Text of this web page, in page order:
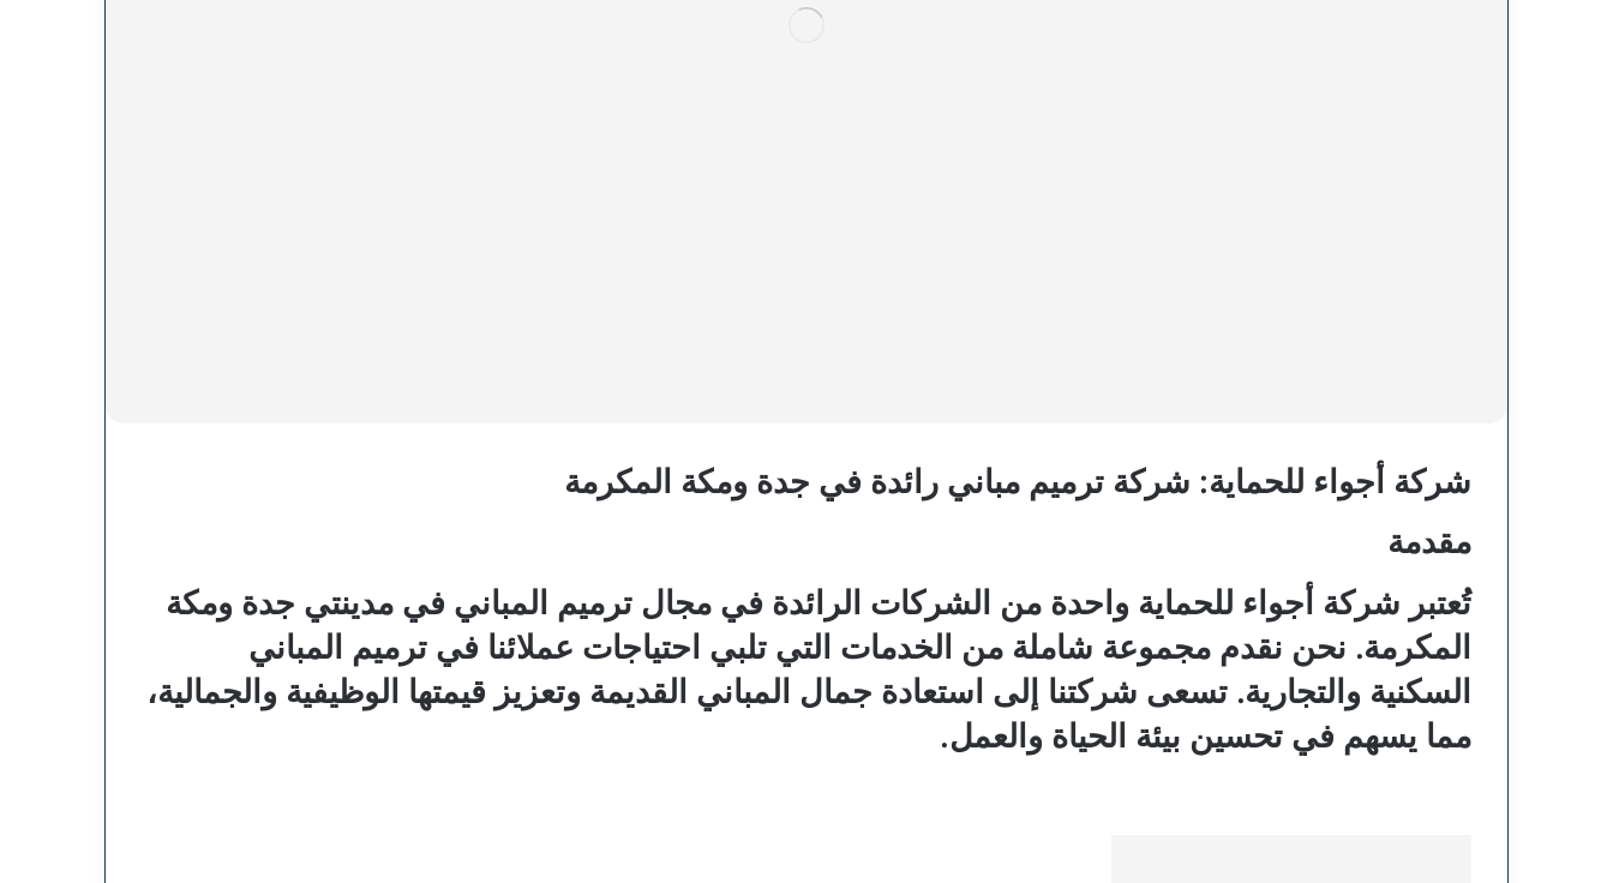
شركة أجواء للحماية: شركة ترميم مباني رائدة في جدة ومكة المكرمة
مقدمة
تُعتبر شركة أجواء للحماية واحدة من الشركات الرائدة في مجال ترميم المباني في مدينتي جدة ومكة
المكرمة. نحن نقدم مجموعة شاملة من الخدمات التي تلبي احتياجات عملائنا في ترميم المباني
السكنية والتجارية. تسعى شركتنا إلى استعادة جمال المباني القديمة وتعزيز قيمتها الوظيفية والجمالية،
مما يسهم في تحسين بيئة الحياة والعمل.